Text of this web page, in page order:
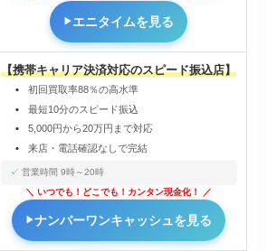
エニタイムを見る
【携帯キャリア決済対応のスピード振込店】
初回買取率88％の高水準
最短10分のスピード振込
5,000円から20万円まで対応
来店・電話確認なしで完結
営業時間 9時～20時
いつでも！どこでも！カンタン現金化！
ナンバーワンキャッシュを見る